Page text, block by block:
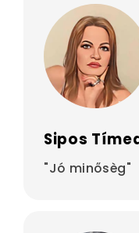
Sipos Tímea
"Jó minősèg"